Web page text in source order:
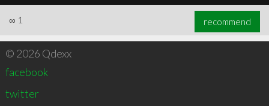
∞ 1 recommend
© 2026 Qdexx
facebook
twitter